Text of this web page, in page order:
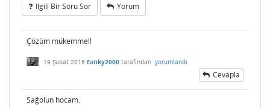
Ilgili Bir Soru Sor Yorum
Çözüm mükemmel!
19 Şubat 2016 funky2000 tarafından yorumlandı
Cevapla
Sağolun hocam.